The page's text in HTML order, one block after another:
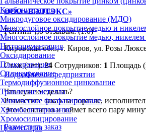
Карбонитрация
Микродуговое оксидирование (МДО)
Многослойное покрытие медью и
Многослойное покрытие медью,
Нитроцементация
Оксидирование
Плакирование
Силицирование
Термодиффузионное цинкование
Травление металла
Химическое фосфатирование
Хромоалитирование
Хромосилицирование
Цементация
ООО «ВЭЛТЭКС»
Рейтинг по отзывам:(1.0)
Кировская обл., г. Киров, ул. Розы
Стаж (лет):24 Сотрудников: 1 Площадь
Подробнее о предприятии
Что нужно сделать?
Разместите заказ на портале,
Это бесплатно и займет всего пару
Разместить заказ